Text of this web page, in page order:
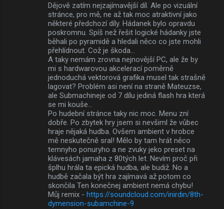
Dějově zatím nejzajímavější díl. Ale po vizuální
stránce, pro mě, ne až tak moc atraktivní jako
některé předchozí díly. Hádanek bylo opravdu
poskromnu. Spíš než řešit logické hádanky jste
běhali po pyramidě a hledali něco co jste mohli
přehlídnout. Což je škoda...
A taky nemám zrovna nejnovější PC, ale že by
mi s hardwarovou akcelerací poměrně
jednoduchá vektorová grafika musel tak strašně
lagovat? Problém asi není na straně Mateuzse,
ale Submachineje od 7 dílu jediná flash hra která
se mi kouše...
Po hudební stránce taky nic moc. Menu zní
dobře. Po zbytek hry jsem si nevšiml že vůbec
hraje nějaká hudba. Ovšem ambient v hrobce
mě neskutečně sral! Mělo by tam hrát něco
temnyho ponuryho a ne zvuky jeko preset na
klávesách jamaha z 80tých let. Nevím proč při
šplhu hrála ta epická hudba, ale budiž. No a
hudbě začala být hra zajímavá až potom co
skončila Ten konečnej ambient nemá chybu!
Můj remix - https://soundcloud.com/inirdin/8th-
dymension-subamchine-9